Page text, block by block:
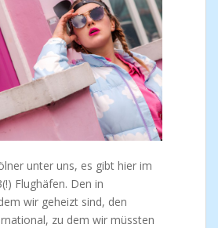
unter uns, es gibt hier im
Flughäfen. Den in
wir geheizt sind, den
zu dem wir müssten